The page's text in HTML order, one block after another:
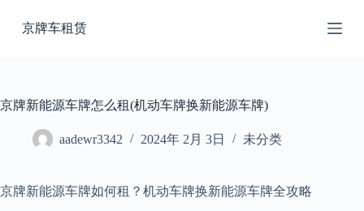
过
京牌车租赁
京牌新能源车牌怎么租(机动车牌换新能源车牌)
aadewr3342 2024年 2月 3日 未分类
京牌新能源车牌如何租？机动车牌换新能源车牌全攻略